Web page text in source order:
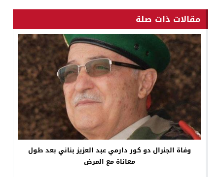
مقالات ذات صلة
وفاة الجنرال دو كور دارمي عبد العزيز بناني بعد طول
معاناة مع المرض